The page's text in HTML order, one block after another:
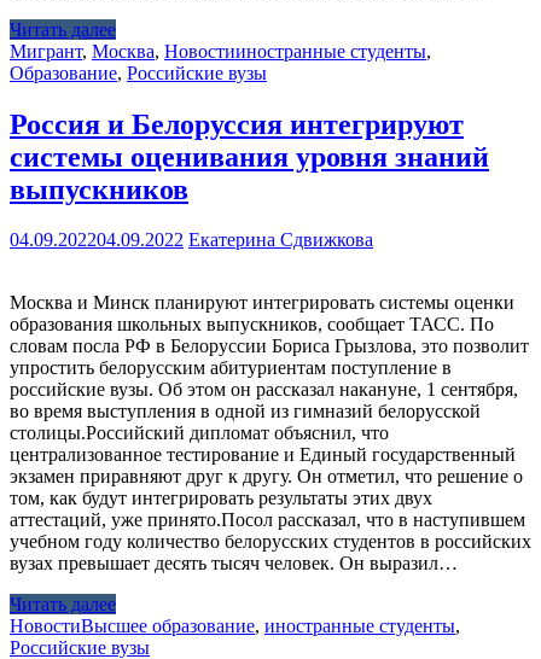
Читать далее
Мигрант, Москва, Новостииностранные студенты,
Образование, Российские вузы
Россия и Белоруссия интегрируют
системы оценивания уровня знаний
выпускников
04.09.202204.09.2022 Екатерина Сдвижкова
Москва и Минск планируют интегрировать системы оценки
образования школьных выпускников, сообщает ТАСС. По
словам посла РФ в Белоруссии Бориса Грызлова, это позволит
упростить белорусским абитуриентам поступление в
российские вузы. Об этом он рассказал накануне, 1 сентября,
во время выступления в одной из гимназий белорусской
столицы.Российский дипломат объяснил, что
централизованное тестирование и Единый государственный
экзамен приравняют друг к другу. Он отметил, что решение о
том, как будут интегрировать результаты этих двух
аттестаций, уже принято.Посол рассказал, что в наступившем
учебном году количество белорусских студентов в российских
вузах превышает десять тысяч человек. Он выразил…
Читать далее
НовостиВысшее образование, иностранные студенты,
Российские вузы